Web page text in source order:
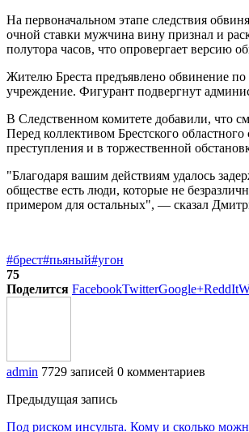
На первоначальном этапе следствия
очной ставки мужчина вину признал и
полутора часов, что опровергает версию
Жителю Бреста предъявлено обвинение по
учреждение. Фигурант подвергнут
В Следственном комитете добавили, что
Перед коллективом Брестского
преступления и в торжественной
"Благодаря вашим действиям удалось
обществе есть люди, которые не
примером для остальных", — сказал
#брест#пьяный#угон
75
Поделится FacebookTwitterGoogle+ReddIt
admin 7729 записей 0 комментариев
Предыдущая запись
Под риском инсульта. Кому и сколько